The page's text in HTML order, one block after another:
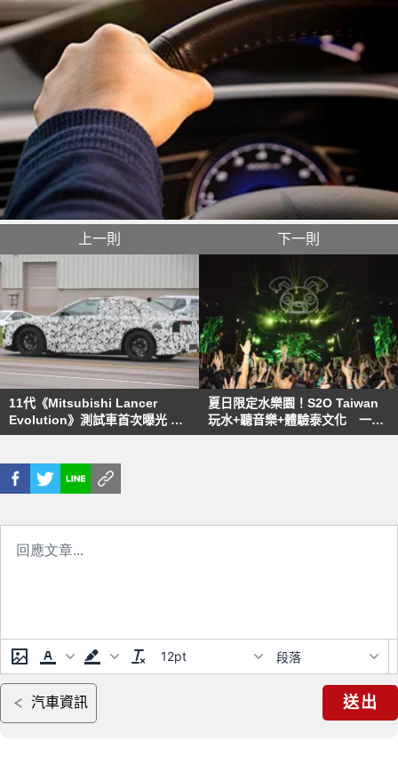
上一則
11代《Mitsubishi Lancer
Evolution》測試車首次曝光 同
步見光死！
下一則
夏日限定水樂園！S2O Taiwan
玩水+聽音樂+體驗泰文化 一票
滿足3種願望 S2O Taiwan首度規
12pt 段落
汽車資訊 送出